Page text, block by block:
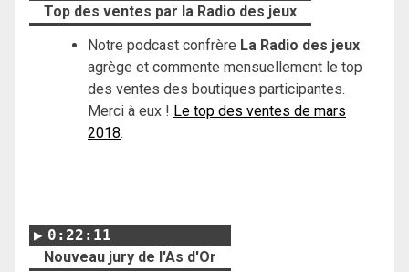
Top des ventes par la Radio des jeux
Notre podcast confrère La Radio des jeux
agrège et commente mensuellement le top
des ventes des boutiques participantes.
Merci à eux ! Le top des ventes de mars
2018.
0:22:11
Nouveau jury de l'As d'Or